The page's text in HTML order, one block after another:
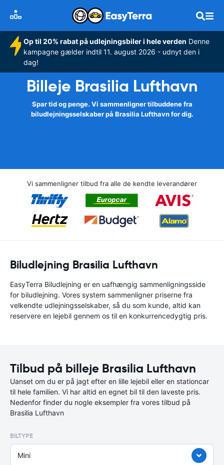
Op til 20% rabat på udlejningsbiler i hele verden Denne
kampagne gælder indtil 11. august 2026 - udnyt den i
dag!
Billeje Brasilia Lufthavn
Spar tid og penge. Vi sammenligner tilbuddene fra
biludlejningsselskaber på Brasilia Lufthavn for dig.
Vi sammenligner tilbud fra alle de kendte leverandører
Biludlejning Brasilia Lufthavn
EasyTerra Biludlejning er en uafhængig sammenligningsside
for biludlejning. Vores system sammenligner priserne fra
velkendte udlejningsselskaber, så du som kunde, altid kan
reservere en lejebil gennem os til en konkurrencedygtig pris.
Tilbud på billeje Brasilia Lufthavn
Uanset om du er på jagt efter en lille lejebil eller en stationcar
til hele familien. Vi har altid en egnet bil til den laveste pris.
Nedenfor finder du nogle eksempler fra vores tilbud på
Brasilia Lufthavn
BILTYPE
Mini